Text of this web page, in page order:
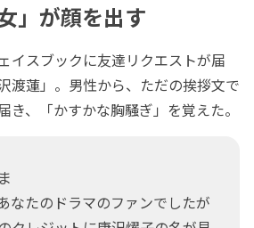
」が顔を出す
イスブックに友達リクエストが届
渡蓮」。男性から、ただの挨拶文で
き、「かすかな胸騒ぎ」を覚えた。
たのドラマのファンでしたが